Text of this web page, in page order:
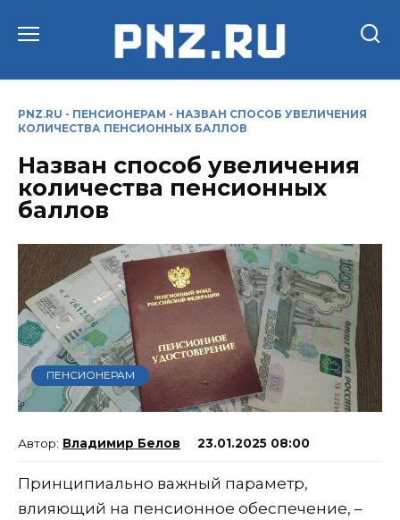
PNZ.RU - ПЕНСИОНЕРАМ - НАЗВАН СПОСОБ УВЕЛИЧЕНИЯ
КОЛИЧЕСТВА ПЕНСИОННЫХ БАЛЛОВ
Назван способ увеличения
количества пенсионных
баллов
ПЕНСИОНЕРАМ
Владимир Белов 23.01.2025 08:00
Принципиально важный параметр,
влияющий на пенсионное обеспечение, –